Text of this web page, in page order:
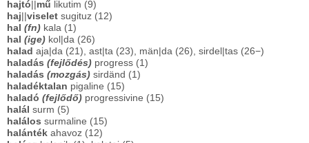
hajtó
mű likutim (9)
haj viselet sugituz (12)
hal (fn) kala (1)
hal (ige) kol|da (26)
halad aja|da (21), ast|ta (23), män|da (26), sirdel|tas (26−)
haladás (fejlődés) progress (1)
haladás (mozgás) sirdänd (1)
haladéktalan pigaline (15)
haladó (fejlődő) progressivine (15)
halál surm (5)
halálos surmaline (15)
halánték ahavoz (12)